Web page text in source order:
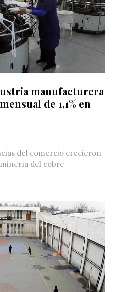
manufacturera
de 1,1% en
del comercio crecieron
del cobre